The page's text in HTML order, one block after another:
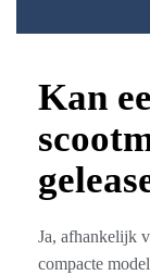
Kan
Ja, afhankelijk
compacte